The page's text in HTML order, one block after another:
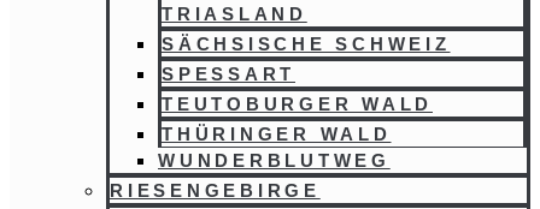
TRIASLAND
SÄCHSISCHE SCHWEIZ
SPESSART
TEUTOBURGER WALD
THÜRINGER WALD
WUNDERBLUTWEG
RIESENGEBIRGE